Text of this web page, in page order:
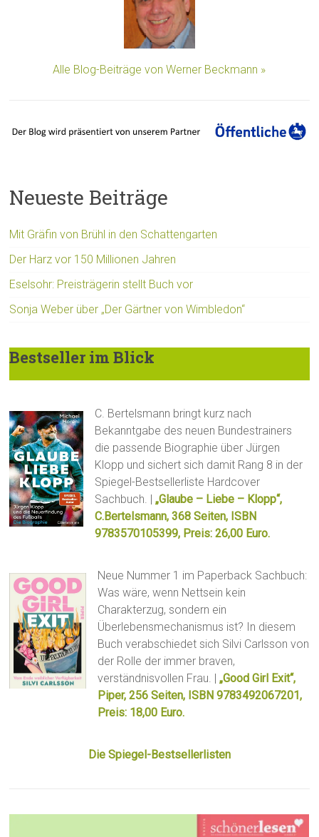
Alle Blog-Beiträge von Werner Beckmann »
Neueste Beiträge
Mit Gräfin von Brühl in den Schattengarten
Der Harz vor 150 Millionen Jahren
Eselsohr: Preisträgerin stellt Buch vor
Sonja Weber über „Der Gärtner von Wimbledon“
Bestseller im Blick
C. Bertelsmann bringt kurz nach
Bekanntgabe des neuen Bundestrainers
die passende Biographie über Jürgen
Klopp und sichert sich damit Rang 8 in der
Spiegel-Bestsellerliste Hardcover
Sachbuch. |„Glaube – Liebe – Klopp“,
C.Bertelsmann, 368 Seiten, ISBN
9783570105399, Preis: 26,00 Euro.
Neue Nummer 1 im Paperback Sachbuch:
Was wäre, wenn Nettsein kein
Charakterzug, sondern ein
Überlebensmechanismus ist? In diesem
Buch verabschiedet sich Silvi Carlsson von
der Rolle der immer braven,
verständnisvollen Frau. |„Good Girl Exit“,
Piper, 256 Seiten, ISBN 9783492067201,
Preis: 18,00 Euro.
Die Spiegel-Bestsellerlisten